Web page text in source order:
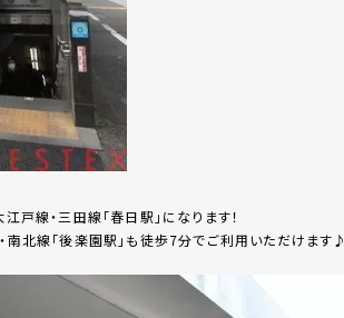
戸線・三田線「春日駅」になります！
南北線「後楽園駅」も徒歩7分でご利用いただけます♪